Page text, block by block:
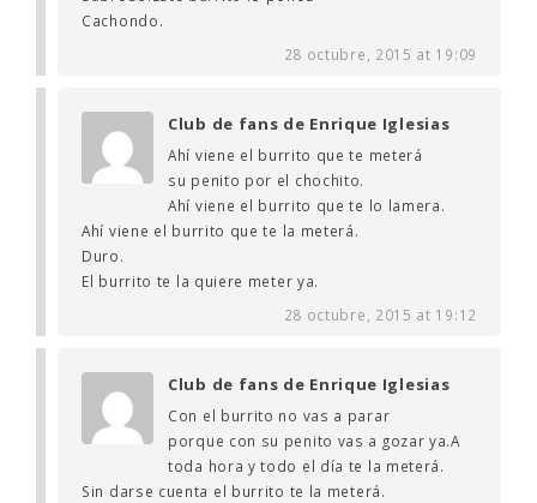
Cachondo.
28 octubre, 2015 at 19:09
Club de fans de Enrique Iglesias
Ahí viene el burrito que te meterá
su penito por el chochito.
Ahí viene el burrito que te lo lamera.
Ahí viene el burrito que te la meterá.
Duro.
El burrito te la quiere meter ya.
28 octubre, 2015 at 19:12
Club de fans de Enrique Iglesias
Con el burrito no vas a parar
porque con su penito vas a gozar ya.A
toda hora y todo el día te la meterá.
Sin darse cuenta el burrito te la meterá.